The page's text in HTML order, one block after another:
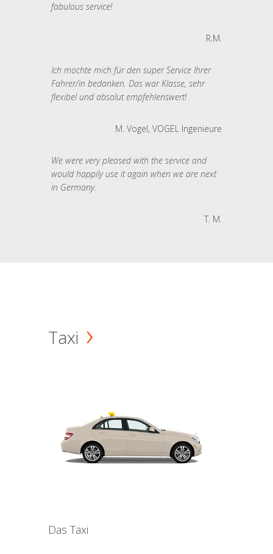
fabulous service!
R.M.
Ich möchte mich für den super Service Ihrer
Fahrer/in bedanken. Das war Klasse, sehr
flexibel und absolut empfehlenswert!
M. Vogel, VOGEL Ingenieure
We were very pleased with the service and
would happily use it again when we are next
in Germany.
T. M.
Taxi
Das Taxi